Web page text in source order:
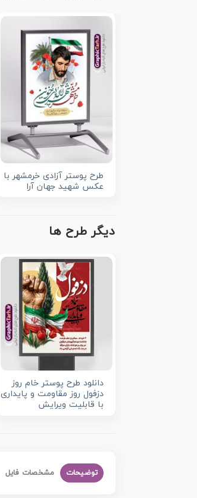
طرح پوستر آزادی خرمشهر با
عکس شهید جهان آرا
دیگر طرح ها
دانلود طرح پوستر خام روز
دزفول روز مقاومت و پایداری
با قابلیت ویرایش
توضیحات مشخصات فایل